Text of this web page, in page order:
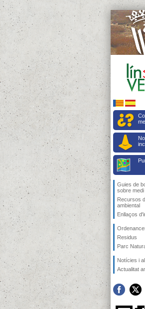
Guies de
sobre medi
Recursos
ambiental
Enllaços
Residus
Parc
Notícies i
Actualitat